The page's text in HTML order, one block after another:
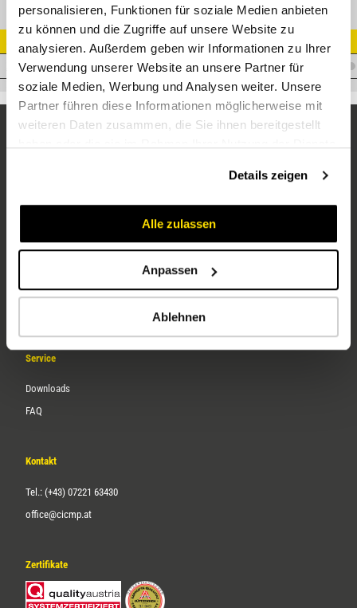
personalisieren, Funktionen für soziale Medien anbieten
zu können und die Zugriffe auf unsere Website zu
analysieren. Außerdem geben wir Informationen zu Ihrer
Verwendung unserer Website an unsere Partner für
soziale Medien, Werbung und Analysen weiter. Unsere
Partner führen diese Informationen möglicherweise mit
weiteren Daten zusammen, die Sie ihnen bereitgestellt
Details zeigen
Alle zulassen
Anpassen
Ablehnen
Artikel Nr.
A.WM16BM06VA
Unternehmen
Service
Downloads
FAQ
Kontakt
Tel.: (+43) 07221 63430
office@cicmp.at
Zertifikate